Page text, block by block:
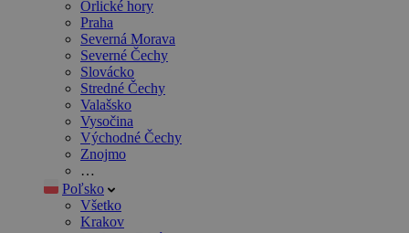
Orlické hory
Praha
Severná Morava
Severné Čechy
Slovácko
Stredné Čechy
Valašsko
Vysočina
Východné Čechy
Znojmo
…
Poľsko
Všetko
Krakov